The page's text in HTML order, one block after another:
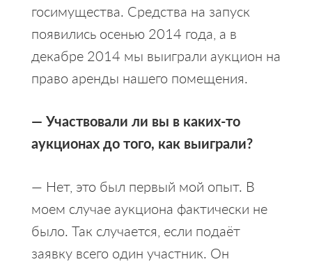
госимущества. Средства на запуск
появились осенью 2014 года, а в
декабре 2014 мы выиграли аукцион на
право аренды нашего помещения.
— Участвовали ли вы в каких-то
аукционах до того, как выиграли?
— Нет, это был первый мой опыт. В
моем случае аукциона фактически не
было. Так случается, если подаёт
заявку всего один участник. Он